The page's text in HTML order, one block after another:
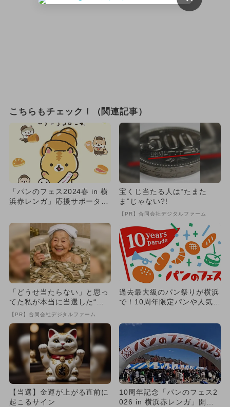
こちらもチェック！（関連記事）
「パンのフェス2024春 in 横
浜赤レンガ」応援サポーター
宝くじ当たる人は“たまた
ま”じゃない?!
【PR】合同会社デジタルファーム
「どうせ当たらない」と思っ
てた私が本当に当選した“買
い方”がこれ
【PR】合同会社デジタルファーム
過去最大級のパン祭りが横浜
で！10周年限定パンや人気店
【当選】金運が上がる直前に
起こるサイン
10周年記念「パンのフェス2
026 in 横浜赤レンガ」開